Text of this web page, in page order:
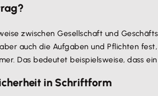
zwischen Gesellschaft und
auch die Aufgaben und Pflichten
Das bedeutet beispielsweise, dass
in Schriftform